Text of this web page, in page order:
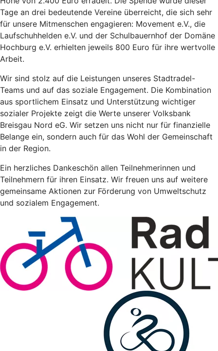
Tage an drei bedeutende Vereine überreicht, die sich sehr
für unsere Mitmenschen engagieren: Movement e.V., die
Laufschuhhelden e.V. und der Schulbauernhof der Domäne
Hochburg e.V. erhielten jeweils 800 Euro für ihre wertvolle
Arbeit.
Wir sind stolz auf die Leistungen unseres Stadtradel-
Teams und auf das soziale Engagement. Die Kombination
aus sportlichem Einsatz und Unterstützung wichtiger
sozialer Projekte zeigt die Werte unserer Volksbank
Breisgau Nord eG. Wir setzen uns nicht nur für finanzielle
Belange ein, sondern auch für das Wohl der Gemeinschaft
in der Region.
Ein herzliches Dankeschön allen Teilnehmerinnen und
Teilnehmern für ihren Einsatz. Wir freuen uns auf weitere
gemeinsame Aktionen zur Förderung von Umweltschutz
und sozialem Engagement.